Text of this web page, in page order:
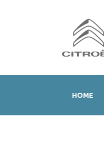
HOME